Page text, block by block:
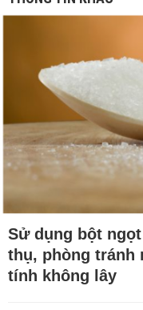
Sử dụng bột
thụ, phòng tránh
tính không lây